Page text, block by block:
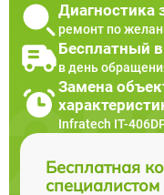
Диагностика
ремонт по
Бесплатный
в день
Замена
Infratech IT-
Бесплатная
специалистом